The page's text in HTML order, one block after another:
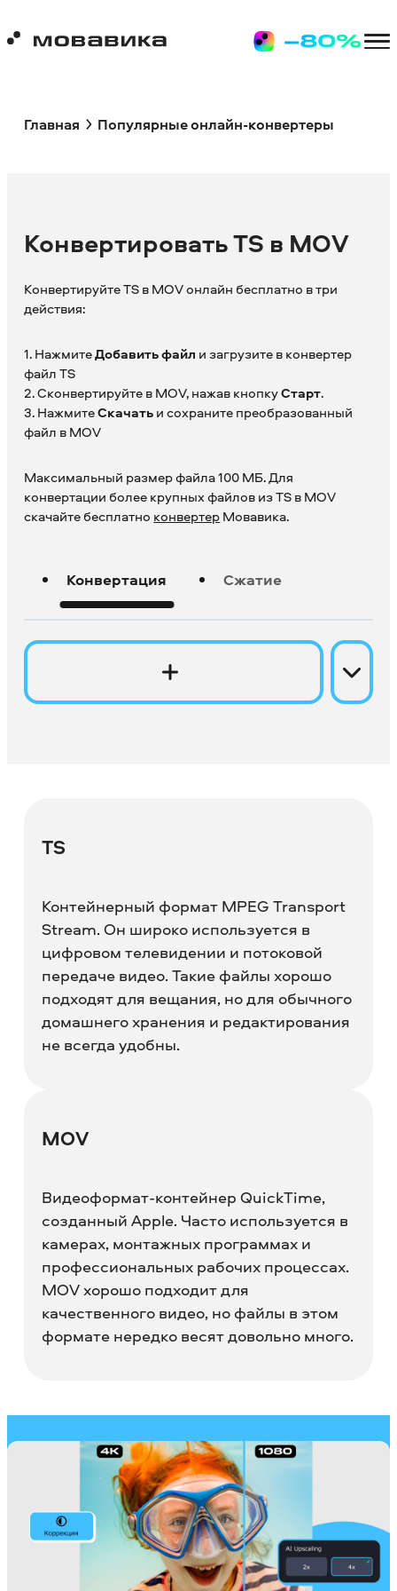
Главная Популярные онлайн-конвертеры
Конвертировать TS в MOV
Конвертируйте TS в MOV онлайн бесплатно в три
действия:
1. НажмитеДобавить файл и загрузите в конвертер
файл TS
2. Сконвертируйте в MOV, нажав кнопкуСтарт.
3. НажмитеСкачатьи сохраните преобразованный
файл в MOV
Максимальный размер файла 100 МБ. Для
конвертации более крупных файлов из TS в MOV
скачайте бесплатно конвертерМовавика.
Конвертация Сжатие
TS
Контейнерный формат MPEG Transport
Stream. Он широко используется в
цифровом телевидении и потоковой
передаче видео. Такие файлы хорошо
подходят для вещания, но для обычного
домашнего хранения и редактирования
не всегда удобны.
MOV
Видеоформат-контейнер QuickTime,
созданный Apple. Часто используется в
камерах, монтажных программах и
профессиональных рабочих процессах.
MOV хорошо подходит для
качественного видео, но файлы в этом
формате нередко весят довольно много.